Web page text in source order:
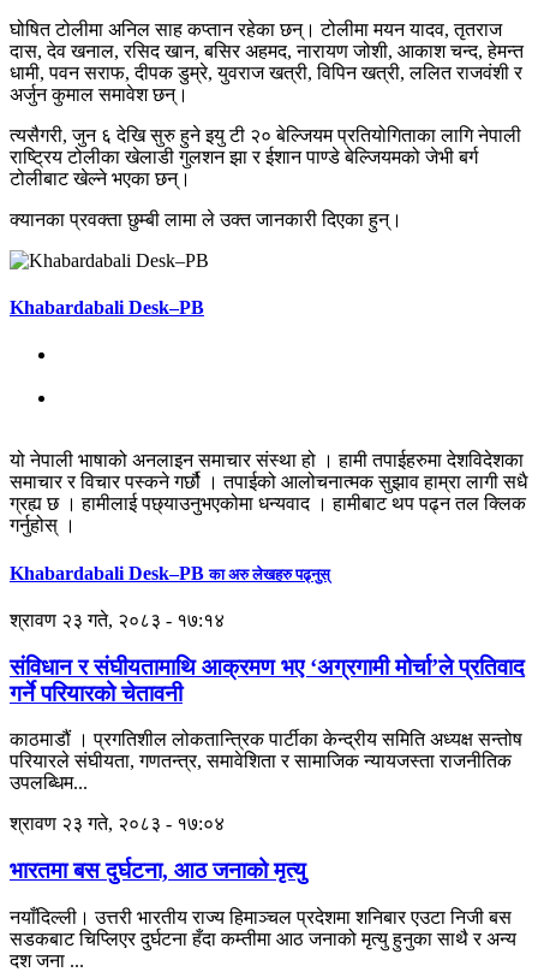
घोषित टोलीमा अनिल साह कप्तान रहेका छन्। टोलीमा मयन यादव, तृतराज
दास, देव खनाल, रसिद खान, बसिर अहमद, नारायण जोशी, आकाश चन्द, हेमन्त
धामी, पवन सराफ, दीपक डुम्रे, युवराज खत्री, विपिन खत्री, ललित राजवंशी र
अर्जुन कुमाल समावेश छन्।
त्यसैगरी, जुन ६ देखि सुरु हुने इयु टी २० बेल्जियम प्रतियोगिताका लागि नेपाली
राष्ट्रिय टोलीका खेलाडी गुलशन झा र ईशान पाण्डे बेल्जियमको जेभी बर्ग
टोलीबाट खेल्ने भएका छन्।
क्यानका प्रवक्ता छुम्बी लामा ले उक्त जानकारी दिएका हुन्।
Khabardabali Desk–PB
यो नेपाली भाषाको अनलाइन समाचार संस्था हो । हामी तपाईहरुमा देशविदेशका
समाचार र विचार पस्कने गर्छौ । तपाईको आलोचनात्मक सुझाव हाम्रा लागी सधै
ग्रह्य छ । हामीलाई पछ्याउनुभएकोमा धन्यवाद । हामीबाट थप पढ्न तल क्लिक
गर्नुहोस् ।
Khabardabali Desk–PBका अरु लेखहरु पढ्नुस्
श्रावण २३ गते, २०८३ - १७:१४
संविधान र संघीयतामाथि आक्रमण भए ‘अग्रगामी मोर्चा’ले प्रतिवाद
गर्ने परियारको चेतावनी
काठमाडौं । प्रगतिशील लोकतान्त्रिक पार्टीका केन्द्रीय समिति अध्यक्ष सन्तोष
परियारले संघीयता, गणतन्त्र, समावेशिता र सामाजिक न्यायजस्ता राजनीतिक
उपलब्धिम...
श्रावण २३ गते, २०८३ - १७:०४
भारतमा बस दुर्घटना, आठ जनाको मृत्यु
नयाँदिल्ली। उत्तरी भारतीय राज्य हिमाञ्चल प्रदेशमा शनिबार एउटा निजी बस
सडकबाट चिप्लिएर दुर्घटना हँदा कम्तीमा आठ जनाको मृत्यु हुनुका साथै र अन्य
दश जना ...